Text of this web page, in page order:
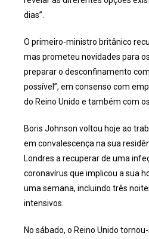
dias”.
O primeiro-ministro britânico
mas prometeu novidades para
preparar o desconfinamento
possível”, em consenso com
do Reino Unido e também com
Boris Johnson voltou hoje ao
em convalescença na sua
Londres a recuperar de uma
coronavírus que implicou a sua
uma semana, incluindo três
intensivos.
No sábado, o Reino Unido